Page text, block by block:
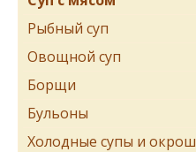
Рыбный суп
Овощной суп
Борщи
Бульоны
Холодные супы и